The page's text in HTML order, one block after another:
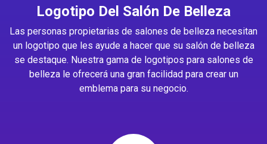
Logotipo Del Salón De Belleza
Las personas propietarias de salones de belleza necesitan
un logotipo que les ayude a hacer que su salón de belleza
se destaque. Nuestra gama de logotipos para salones de
belleza le ofrecerá una gran facilidad para crear un
emblema para su negocio.